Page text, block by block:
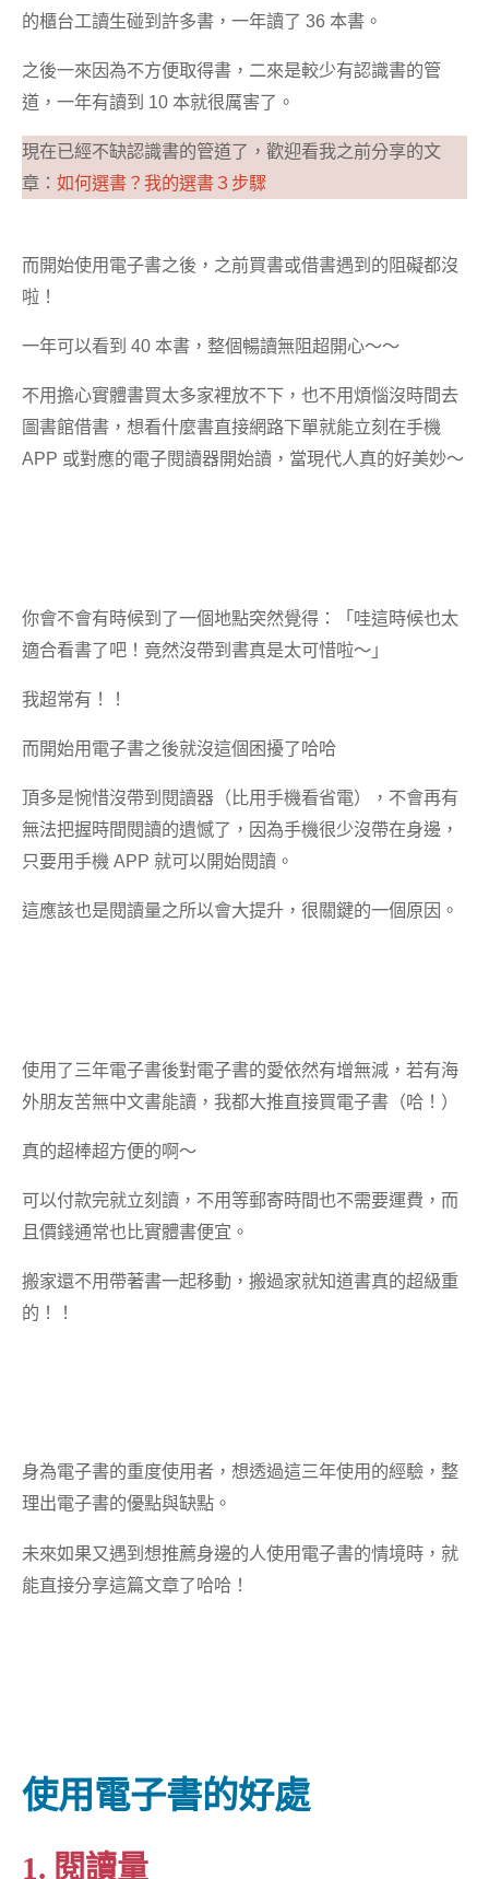
的櫃台工讀生碰到許多書，一年讀了 36 本書。
之後一來因為不方便取得書，二來是較少有認識書的管
道，一年有讀到 10 本就很厲害了。
現在已經不缺認識書的管道了，歡迎看我之前分享的文
章：如何選書？我的選書３步驟
而開始使用電子書之後，之前買書或借書遇到的阻礙都沒
啦！
一年可以看到 40 本書，整個暢讀無阻超開心～～
不用擔心實體書買太多家裡放不下，也不用煩惱沒時間去
圖書館借書，想看什麼書直接網路下單就能立刻在手機
APP 或對應的電子閱讀器開始讀，當現代人真的好美妙～
你會不會有時候到了一個地點突然覺得：「哇這時候也太
適合看書了吧！竟然沒帶到書真是太可惜啦～」
我超常有！！
而開始用電子書之後就沒這個困擾了哈哈
頂多是惋惜沒帶到閱讀器（比用手機看省電），不會再有
無法把握時間閱讀的遺憾了，因為手機很少沒帶在身邊，
只要用手機 APP 就可以開始閱讀。
這應該也是閱讀量之所以會大提升，很關鍵的一個原因。
使用了三年電子書後對電子書的愛依然有增無減，若有海
外朋友苦無中文書能讀，我都大推直接買電子書（哈！）
真的超棒超方便的啊～
可以付款完就立刻讀，不用等郵寄時間也不需要運費，而
且價錢通常也比實體書便宜。
搬家還不用帶著書一起移動，搬過家就知道書真的超級重
的！！
身為電子書的重度使用者，想透過這三年使用的經驗，整
理出電子書的優點與缺點。
未來如果又遇到想推薦身邊的人使用電子書的情境時，就
能直接分享這篇文章了哈哈！
使用電子書的好處
1. 閱讀量